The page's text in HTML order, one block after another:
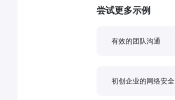
尝试更多示例
有效的团队沟通
初创企业的网络安全